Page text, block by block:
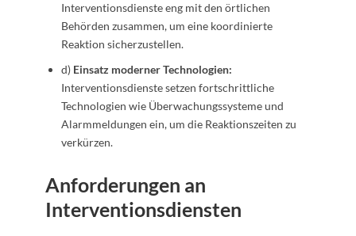
Interventionsdienste eng mit den örtlichen
Behörden zusammen, um eine koordinierte
Reaktion sicherzustellen.
d) Einsatz moderner Technologien:
Interventionsdienste setzen fortschrittliche
Technologien wie Überwachungssysteme und
Alarmmeldungen ein, um die Reaktionszeiten zu
verkürzen.
Anforderungen an
Interventionsdiensten